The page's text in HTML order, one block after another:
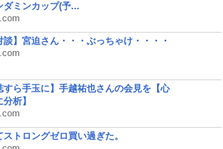
ダミンカップ(予...
談】宮迫さん・・・ぶっちゃけ・・・・
すら手玉に】手越祐也さんの会見を【心
析】
ストロングゼロ買い過ぎた。